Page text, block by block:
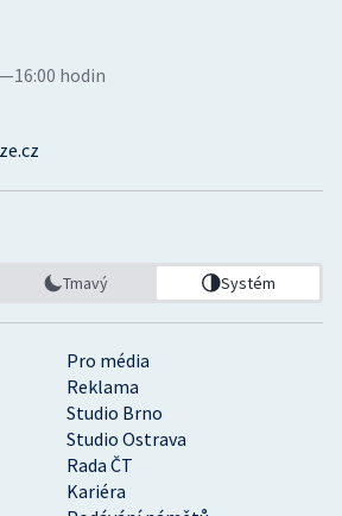
Pro média
Reklama
Studio Brno
Studio Ostrava
Rada ČT
Kariéra
hodin
Tmavý Systém